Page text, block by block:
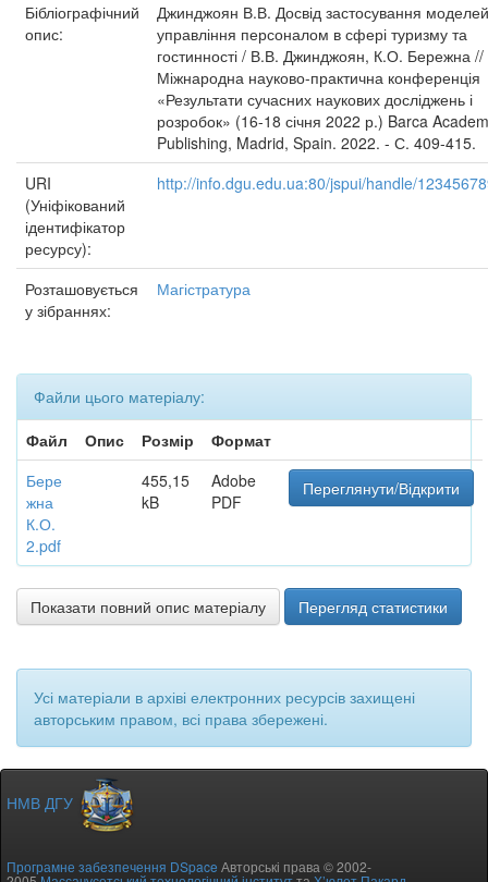
Бібліографічний
опис:
Джинджоян В.В. Досвід застосування моделей
управління персоналом в сфері туризму та
гостинності / В.В. Джинджоян, К.О. Бережна //
Міжнародна науково-практична конференція
«Результати сучасних наукових досліджень і
розробок» (16-18 січня 2022 р.) Barca
Publishing, Madrid, Spain. 2022. - С. 409-415.
URI
(Уніфікований
ідентифікатор
ресурсу):
http://info.dgu.edu.ua:80/jspui/handle/
Розташовується
у зібраннях:
Магістратура
Файли цього матеріалу:
Файл
Опис Розмір
Формат
Бере
жна
К.О.
2.pdf
455,15
kB
Adobe
PDF
Переглянути/Відкрити
Показати повний опис матеріалу Перегляд статистики
Усі матеріали в архіві електронних ресурсів захищені
авторським правом, всі права збережені.
НМВ ДГУ
Програмне забезпечення DSpace Авторські права © 2002-